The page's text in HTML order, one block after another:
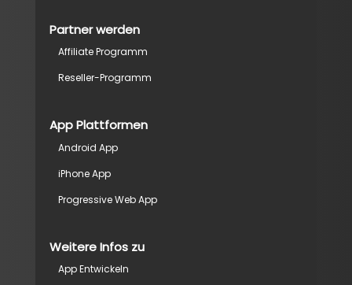
Partner werden
Affiliate Programm
Reseller-Programm
App Plattformen
Android App
iPhone App
Progressive Web App
Weitere Infos zu
App Entwickeln